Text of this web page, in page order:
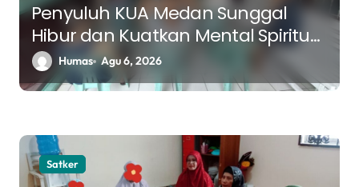
Penyuluh KUA Medan Sunggal
Hibur dan Kuatkan Mental Spiritual
Pasien RS Jiwa Bina Karsa
Humas Agu 6, 2026
Satker